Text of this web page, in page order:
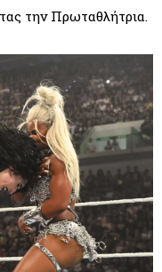
την Πρωταθλήτρια.